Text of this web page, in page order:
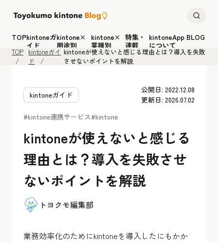
TOPkintoneガ
イド
kintone×
用途別
kintone×
業種別
特集・
連載
kintoneApp BLOG
について
TOP kintoneガイ
ド
kintoneが使えないと感じる理由とは？導入を失敗
させないポイントを解説
kintoneガイド
公開日: 2022.12.08
更新日: 2026.07.02
#kintone連携サービス#kintone
kintoneが使えないと感じる
理由とは？導入を失敗させ
ないポイントを解説
トヨクモ編集部
業務効率化のためにkintoneを導入したにもかか